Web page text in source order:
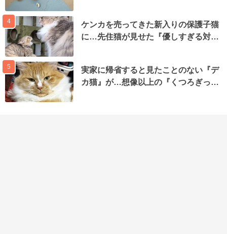
4
ケンカを売ってきた新入りの保護子猫
に…先住猫が見せた『優しすぎる対…
5
実家に帰省すると見たことのない『デ
カ猫』が…想像以上の『くつろぎっ…